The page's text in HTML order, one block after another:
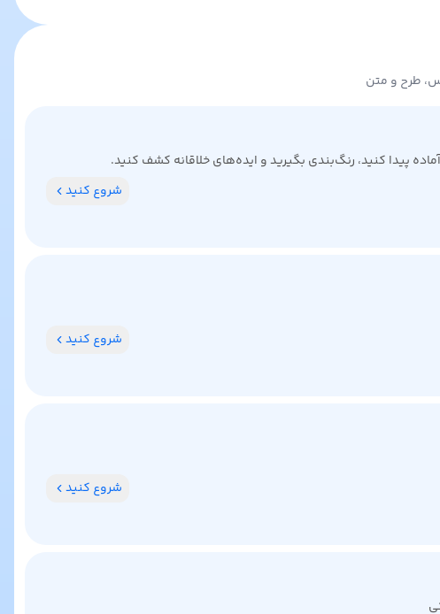
طرح و متن
پیدا کنید، رنگ‌بندی بگیرید و ایده‌های خلاقانه کشف کنید.
شروع کنید
شروع کنید
شروع کنید